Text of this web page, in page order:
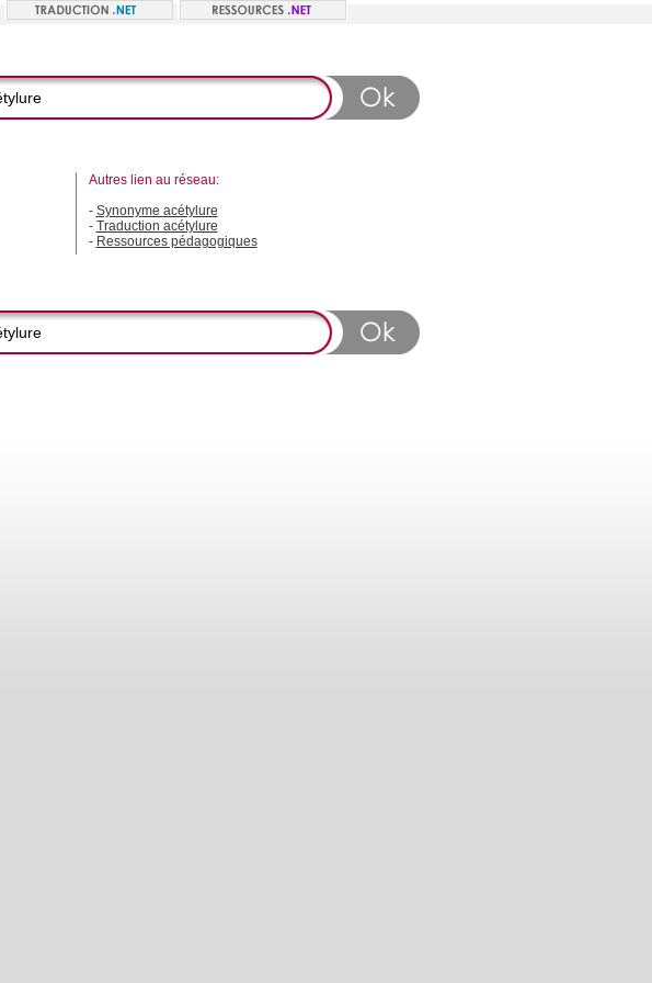
Autres lien au réseau:
- Synonyme acétylure
- Traduction acétylure
- Ressources pédagogiques